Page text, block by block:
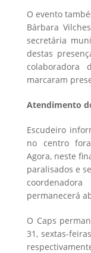
O evento
Bárbara
secretária
destas
colaboradora
marcaram
Atendimento
Escudeiro
no centro
Agora, neste
paralisados e
permanecerá
O Caps
31, sextas-